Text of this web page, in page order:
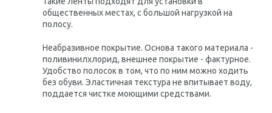
общественных местах, с большой нагрузкой на
полосу.
Неабразивное покрытие. Основа такого материала -
поливинилхлорид, внешнее покрытие - фактурное.
Удобство полосок в том, что по ним можно ходить
без обуви. Эластичная текстура не впитывает воду,
поддается чистке моющими средствами.